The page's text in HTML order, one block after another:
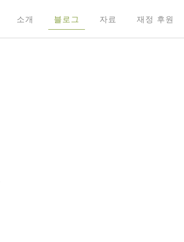
소개 블로그 자료 재정 후원